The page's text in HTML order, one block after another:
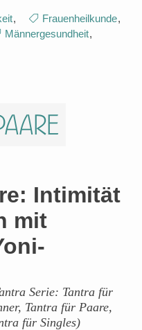
, Frauenheilkunde,
Männergesundheit,
Intimität
mit
Serie: Tantra für
Tantra für Paare,
für Singles)